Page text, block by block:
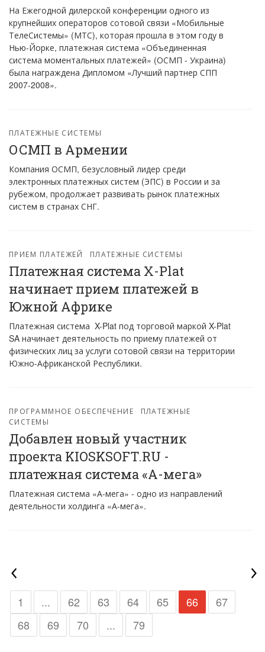
На Ежегодной дилерской конференции одного из
крупнейших операторов сотовой связи «Мобильные
ТелеСистемы» (МТС), которая прошла в этом году в
Нью-Йорке, платежная система «Объединенная
система моментальных платежей» (ОСМП - Украина)
была награждена Дипломом «Лучший партнер СПП
2007-2008».
ПЛАТЕЖНЫЕ СИСТЕМЫ
ОСМП в Армении
Компания ОСМП, безусловный лидер среди
электронных платежных систем (ЭПС) в России и за
рубежом, продолжает развивать рынок платежных
систем в странах СНГ.
ПРИЕМ ПЛАТЕЖЕЙ ПЛАТЕЖНЫЕ СИСТЕМЫ
Платежная система X-Plat
начинает прием платежей в
Южной Африке
Платежная система X-Plat под торговой маркой X-Plat
SA начинает деятельность по приему платежей от
физических лиц за услуги сотовой связи на территории
Южно-Африканской Республики.
ПРОГРАММНОЕ ОБЕСПЕЧЕНИЕ
ПЛАТЕЖНЫЕ
СИСТЕМЫ
Добавлен новый участник
проекта KIOSKSOFT.RU -
платежная система «А-мега»
Платежная система «А-мега» - одно из направлений
деятельности холдинга «А-мега».
1 ... 62 63 64 65 66
67
68
69 70 ... 79